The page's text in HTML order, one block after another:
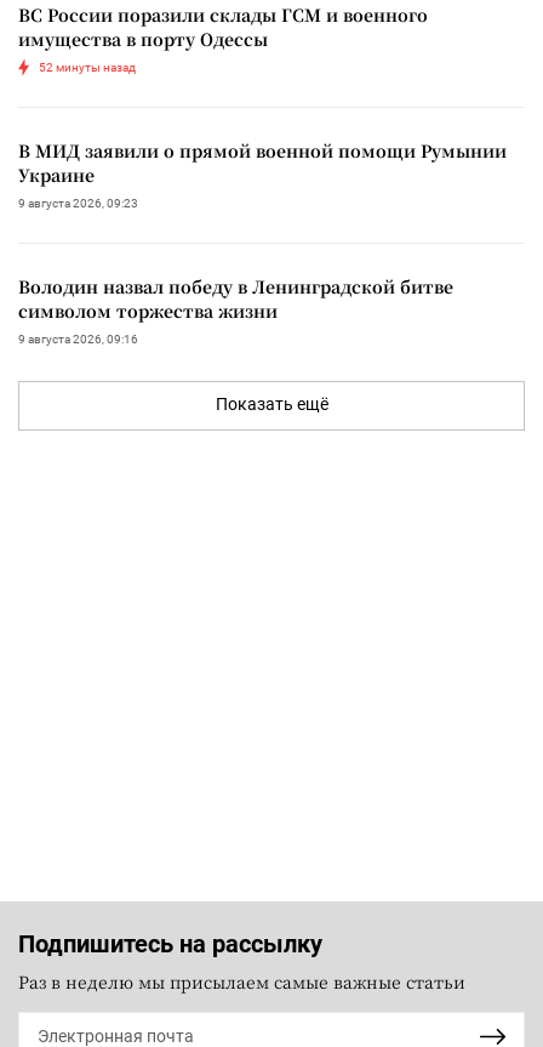
ВС России поразили склады ГСМ и военного
имущества в порту Одессы
52 минуты назад
В МИД заявили о прямой военной помощи Румынии
Украине
9 августа 2026, 09:23
Володин назвал победу в Ленинградской битве
символом торжества жизни
9 августа 2026, 09:16
Показать ещё
Подпишитесь на рассылку
Раз в неделю мы присылаем самые важные статьи